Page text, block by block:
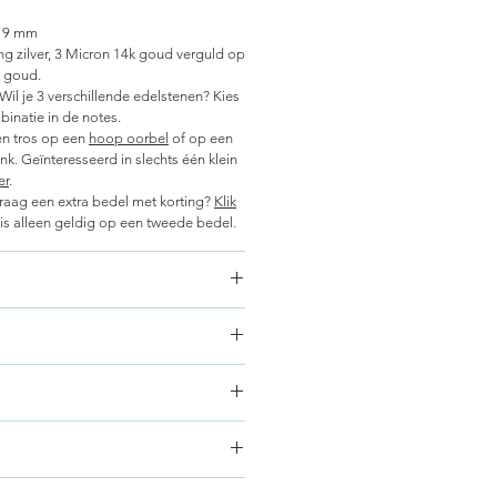
mm
zilver, 3 Micron 14k goud verguld op
goud.
Wil je 3 verschillende edelstenen? Kies
in de notes.
tros op een hoop oorbel of op een
Geïnteresseerd in slechts één klein
.
een extra bedel met korting? Klik
alleen geldig op een tweede bedel.
heeft met het stellen van
je sieraad omdoet zet je een intentie
en bescherming
Vrede
donkerder worden tijdens het
sieraden oxideren op natuurlijke
weer glanzend. Als je de
donkerder worden tijdens het
sieraden oxideren op natuurlijke